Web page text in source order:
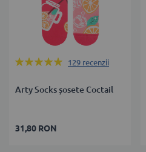
Rating:
129 recenzii
Arty Socks șosete Coctail
31,80 RON